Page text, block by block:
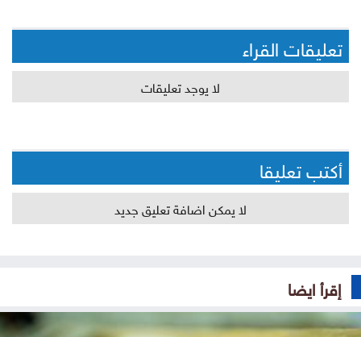
تعليقات القراء
لا يوجد تعليقات
أكتب تعليقا
لا يمكن اضافة تعليق جديد
إقرأ ايضا